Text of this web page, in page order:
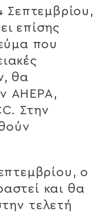
επίσης
που
θα
Στην
ο
και θα
τελετή